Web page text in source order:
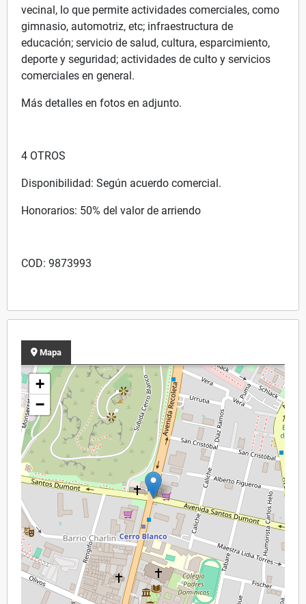
vecinal, lo que permite actividades comerciales, como
gimnasio, automotriz, etc; infraestructura de
educación; servicio de salud, cultura, esparcimiento,
deporte y seguridad; actividades de culto y servicios
comerciales en general.
Más detalles en fotos en adjunto.
4 OTROS
Disponibilidad: Según acuerdo comercial.
Honorarios: 50% del valor de arriendo
COD: 9873993
Mapa
+
−